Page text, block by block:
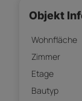
Objekt
Wohnfläche
Zimmer
Etage
Bautyp